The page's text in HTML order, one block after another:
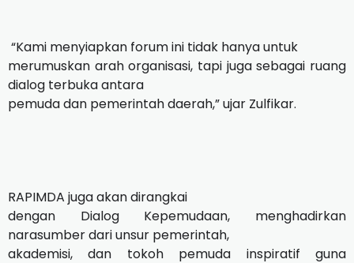
“Kami menyiapkan forum ini tidak hanya untuk
merumuskan arah organisasi, tapi juga sebagai ruang
dialog terbuka antara
pemuda dan pemerintah daerah,” ujar Zulfikar.
RAPIMDA juga akan dirangkai
dengan Dialog Kepemudaan, menghadirkan
narasumber dari unsur pemerintah,
akademisi, dan tokoh pemuda inspiratif guna